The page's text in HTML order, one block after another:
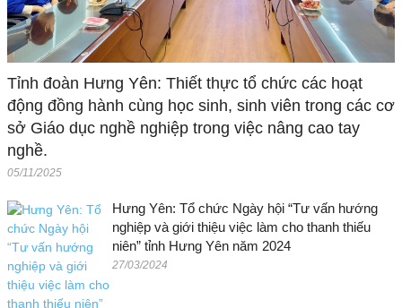
Tỉnh đoàn Hưng Yên: Thiết thực tổ chức các hoạt
động đồng hành cùng học sinh, sinh viên trong các cơ
sở Giáo dục nghề nghiệp trong việc nâng cao tay
nghề.
05/11/2025
Hưng Yên: Tổ chức Ngày hội “Tư vấn hướng
nghiệp và giới thiệu việc làm cho thanh thiếu
niên” tỉnh Hưng Yên năm 2024
27/03/2024